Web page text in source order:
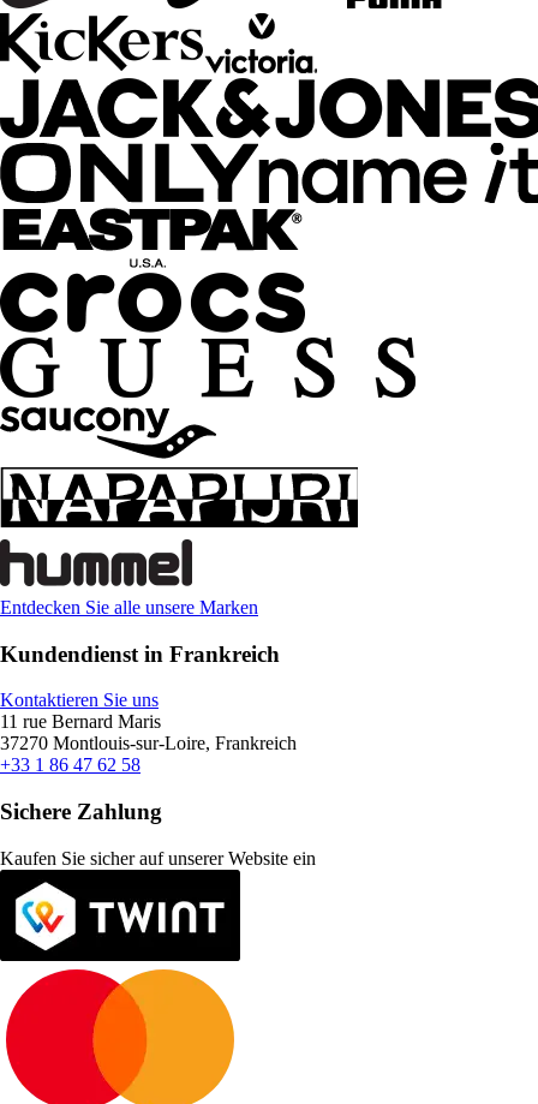
Entdecken Sie alle unsere Marken
Kundendienst in Frankreich
Kontaktieren Sie uns
11 rue Bernard Maris
37270 Montlouis-sur-Loire, Frankreich
+33 1 86 47 62 58
Sichere Zahlung
Kaufen Sie sicher auf unserer Website ein